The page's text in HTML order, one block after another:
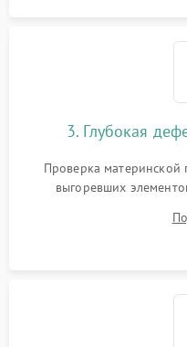
3. Глубокая
Проверка материнской
выгоревших
тестирование
всасывания. Оценка